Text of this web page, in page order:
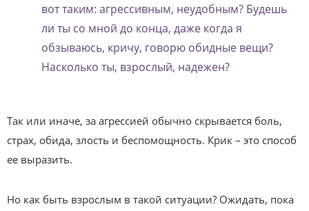
вот таким: агрессивным, неудобным? Будешь
ли ты со мной до конца, даже когда я
обзываюсь, кричу, говорю обидные вещи?
Насколько ты, взрослый, надежен?
Так или иначе, за агрессией обычно скрывается боль,
страх, обида, злость и беспомощность. Крик – это способ
ее выразить.
Но как быть взрослым в такой ситуации? Ожидать, пока